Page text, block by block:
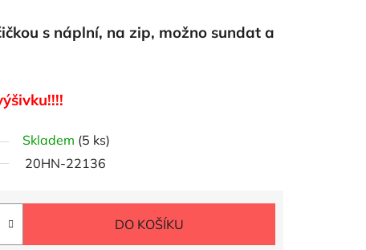
s náplní, na zip, možno sundat a
Skladem (5 ks)
20HN-22136
DO KOŠÍKU